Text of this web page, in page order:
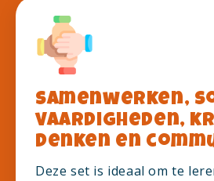
Samenwerken,
vaardigheden,
denken en
Deze set is ideaal om te